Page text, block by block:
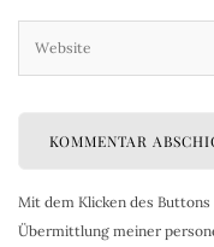
Mit dem Klicken des
Übermittlung meiner